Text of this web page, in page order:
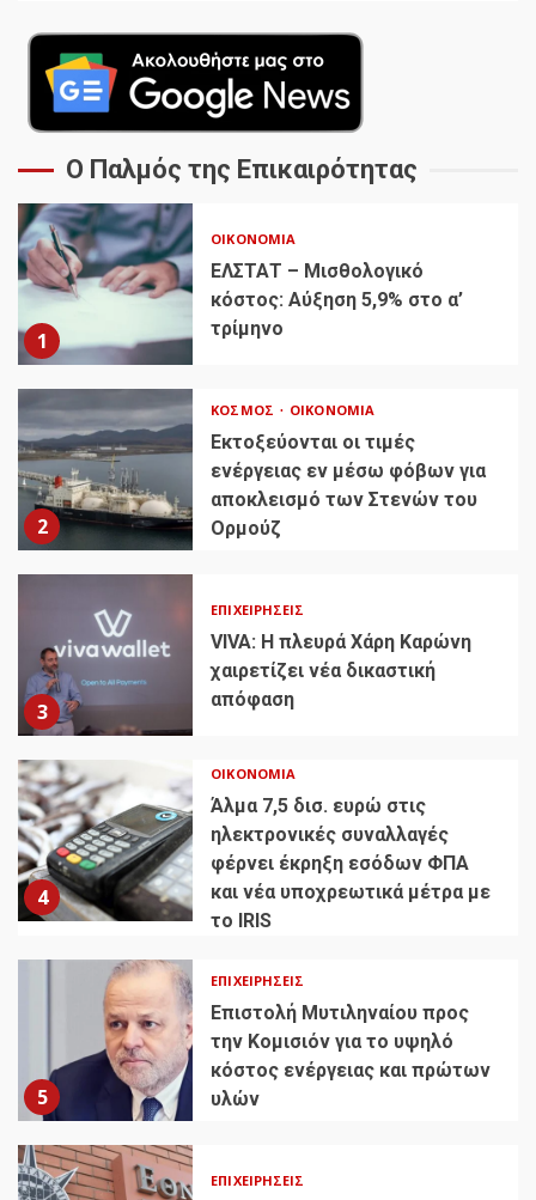
Ο Παλμός της Επικαιρότητας
1
ΟΙΚΟΝΟΜΊΑ
ΕΛΣΤΑΤ – Μισθολογικό
κόστος: Αύξηση 5,9% στο α’
τρίμηνο
2
ΚΌΣΜΟΣ ΟΙΚΟΝΟΜΊΑ
Εκτοξεύονται οι τιμές
ενέργειας εν μέσω φόβων για
αποκλεισμό των Στενών του
Ορμούζ
3
ΕΠΙΧΕΙΡΉΣΕΙΣ
VIVA: Η πλευρά Χάρη Καρώνη
χαιρετίζει νέα δικαστική
απόφαση
4
ΟΙΚΟΝΟΜΊΑ
Άλμα 7,5 δισ. ευρώ στις
ηλεκτρονικές συναλλαγές
φέρνει έκρηξη εσόδων ΦΠΑ
και νέα υποχρεωτικά μέτρα με
το IRIS
5
ΕΠΙΧΕΙΡΉΣΕΙΣ
Επιστολή Μυτιληναίου προς
την Κομισιόν για το υψηλό
κόστος ενέργειας και πρώτων
υλών
ΕΠΙΧΕΙΡΉΣΕΙΣ